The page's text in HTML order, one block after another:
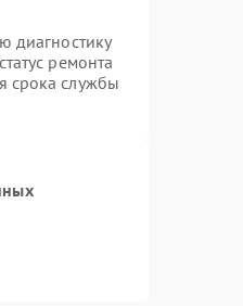
диагностику
ремонта
срока службы